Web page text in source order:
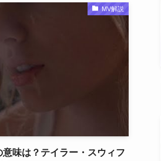
MV解説
味は？テイラー・スウィフ